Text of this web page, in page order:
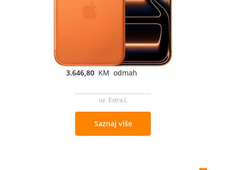
3.646,80 KM odmah
uz Extra L
Saznaj više